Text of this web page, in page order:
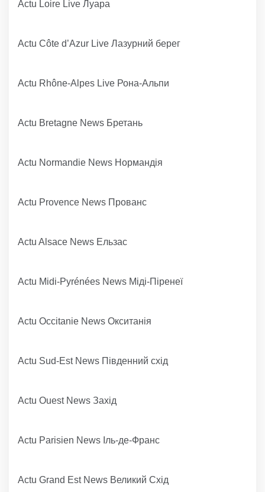
Actu Loire Live Луара
Actu Côte d’Azur Live Лазурний берег
Actu Rhône-Alpes Live Рона-Альпи
Actu Bretagne News Бретань
Actu Normandie News Нормандія
Actu Provence News Прованс
Actu Alsace News Ельзас
Actu Midi-Pyrénées News Міді-Піренеї
Actu Occitanie News Окситанія
Actu Sud-Est News Південний схід
Actu Ouest News Захід
Actu Parisien News Іль-де-Франс
Actu Grand Est News Великий Схід